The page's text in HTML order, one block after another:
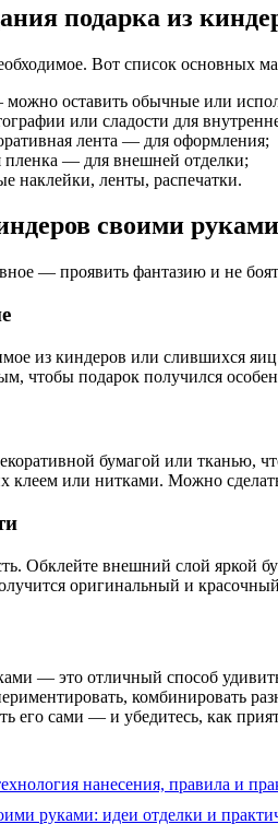
подарка из
Вот список основных
оставить обычные или
или сладости для
лента — для оформления;
пленка — для внешней отделки;
наклейки, ленты, распечатки.
своими
— проявить фантазию и не
из киндеров или слившихся
чтобы подарок получился
бумагой или тканью,
клеем или нитками. Можно
Обклейте внешний слой
оригинальный и
— это отличный способ
комбинировать
его сами — и убедитесь, как
нанесения, правила и
руками: идеи отделки и